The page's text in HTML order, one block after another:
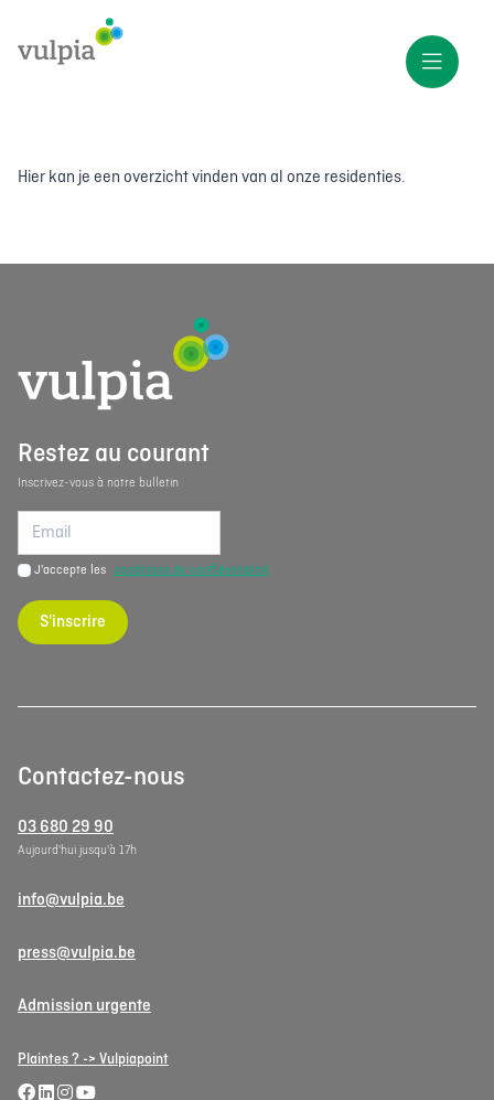
Hier kan je een overzicht vinden van al onze residenties.
Restez au courant
Inscrivez-vous à notre bulletin
J'accepte les conditions de confidentialité
S'inscrire
Contactez-nous
03 680 29 90
Aujourd'hui jusqu'à 17h
info@vulpia.be
press@vulpia.be
Admission urgente
Plaintes ? -> Vulpiapoint